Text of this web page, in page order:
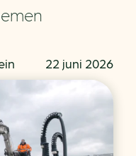
22 juni 2026